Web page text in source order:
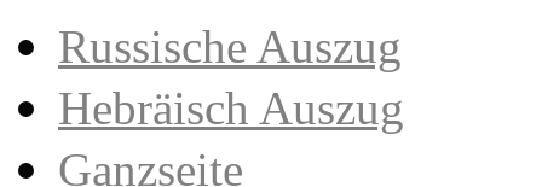
Russische Auszug
Hebräisch Auszug
Ganzseite